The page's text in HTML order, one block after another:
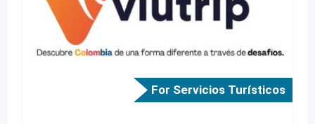
For Servicios Turísticos